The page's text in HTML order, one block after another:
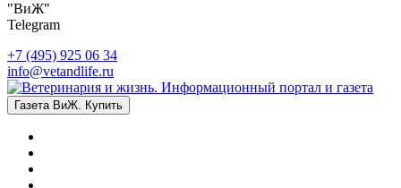
"ВиЖ"
Telegram
+7 (495) 925 06 34
info@vetandlife.ru
Газета ВиЖ. Купить